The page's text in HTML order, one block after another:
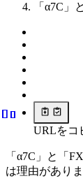
「α7C
URLをコ
「α7C」と「
は理由がありま